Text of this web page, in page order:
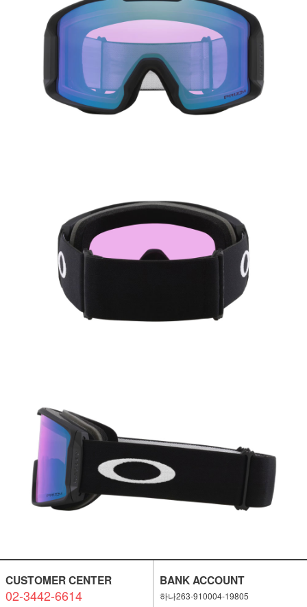
CUSTOMER CENTER
02-3442-6614
BANK ACCOUNT
하나263-910004-19805